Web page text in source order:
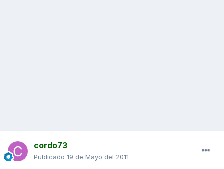
cordo73
Publicado 19 de Mayo del 2011